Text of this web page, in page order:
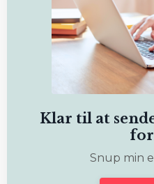
Klar til at
Snup min